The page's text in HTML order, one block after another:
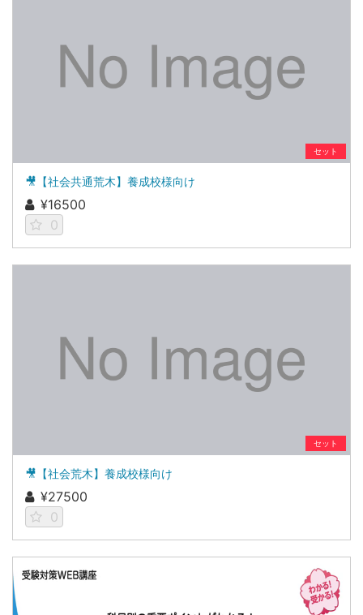
セット
🎥【社会共通荒木】養成校様向け
¥16500
0
セット
🎥【社会荒木】養成校様向け
¥27500
0